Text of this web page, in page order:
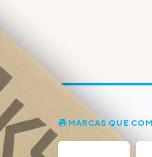
MARCAS QUE